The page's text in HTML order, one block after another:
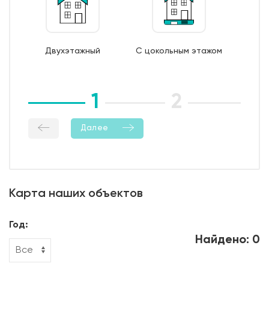
7. Монтаж опалубки из обрезной доски;
влажностный режима);
Двухэтажный С цокольным этажом
1 2
Далее
Карта наших объектов
Год:
Найдено: 0